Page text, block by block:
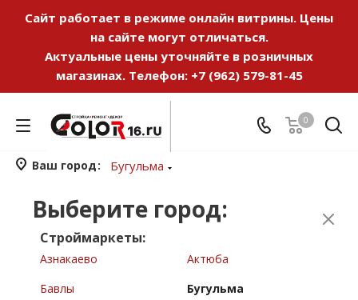
Сайт работает в режиме онлайн витрины. Цены
на сайте могут отличаться.
Актуальные цены уточняйте в розничных
магазинах. Телефон: +7 (962) 579-81-45
0
Ваш город Бугульма
Выберите город:
Строймаркеты:
Азнакаево
Актюба
Бавлы
Бугульма